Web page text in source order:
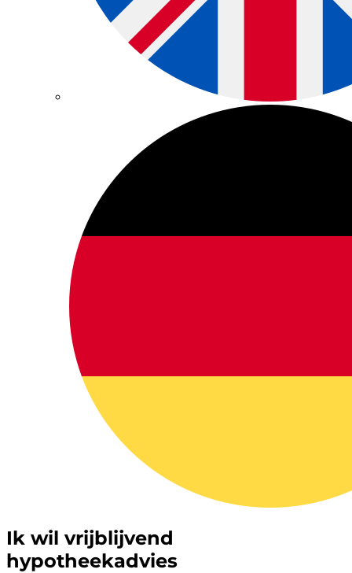
Ik wil vrijblijvend
hypotheekadvies